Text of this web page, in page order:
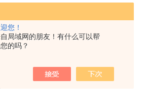
您！
局域网的朋友！有什么可以帮
的吗？
组件）
1000mL硬质玻璃。
冲料导流结构，防止液体冲入冷凝管。